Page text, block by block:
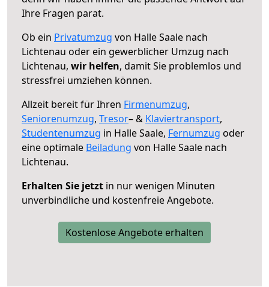
Ihre Fragen parat.
Ob ein Privatumzug von Halle Saale nach
Lichtenau oder ein gewerblicher Umzug nach
Lichtenau, wir helfen, damit Sie problemlos und
stressfrei umziehen können.
Allzeit bereit für Ihren Firmenumzug,
Seniorenumzug, Tresor– & Klaviertransport,
Studentenumzug in Halle Saale, Fernumzug oder
eine optimale Beiladung von Halle Saale nach
Lichtenau.
Erhalten Sie jetzt in nur wenigen Minuten
unverbindliche und kostenfreie Angebote.
Kostenlose Angebote erhalten